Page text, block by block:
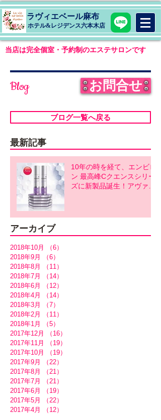
ラヴィエベール麻布
​ホテル&レジデンス六本木店
当店は完全個室・予約制のエステサロンです
Blog お問合せ
ブログ一覧へ戻る
最新記事
10年の時を経て、エンビロ
ン 最高峰Cクエンスシリー
ズに新製品誕生！アヴァン
アーカイブ
2018年10月 （6）
2018年9月
（6）
2018年8月
（11）
2018年7月
（14）
2018年6月
（12）
2018年4月
（14）
2018年3月
（7）
2018年2月
（11）
2018年1月
（5）
2017年12月
（16）
2017年11月
（19）
2017年10月
（19）
2017年9月
（22）
2017年8月
（21）
2017年7月
（21）
2017年6月
（19）
2017年5月
（22）
2017年4月
（12）